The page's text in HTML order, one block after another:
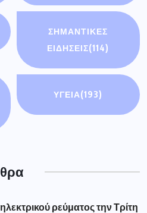
ΣΗΜΑΝΤΙΚΈΣ
ΕΙΔΉΣΕΙΣ(114)
ΥΓΕΙΑ(193)
ρεύματος την Τρίτη